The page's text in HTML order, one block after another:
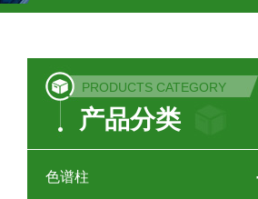
COSMOSIL
菟丝子 柠檬黄色
PRODUCTS CATEGORY
产品分类
色谱柱